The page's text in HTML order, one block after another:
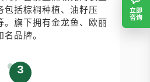
包括棕榈种植、油籽压
。旗下拥有金龙鱼、欧丽
品牌。
3
立即
咨询